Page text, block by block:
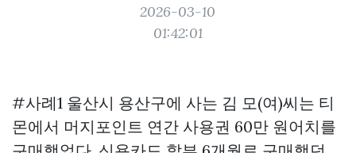
2026-03-10
01:42:01
#사례1 울산시 용산구에 사는 김 모(여)씨는 티
몬에서 머지포인트 연간 사용권 60만 원어치를